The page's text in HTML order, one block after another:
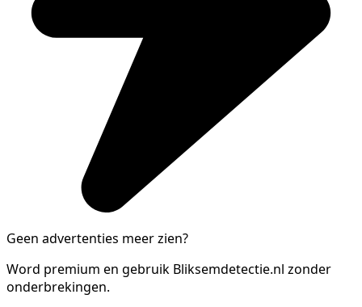
Geen advertenties meer zien?
Word premium en gebruik Bliksemdetectie.nl zonder
onderbrekingen.